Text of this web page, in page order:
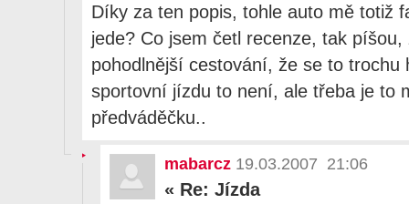
Díky za ten popis, tohle auto mě totiž
jede? Co jsem četl recenze, tak
pohodlnější cestování, že se to trochu
sportovní jízdu to není, ale třeba je to
předváděčku..
mabarcz 19.03.2007 21:06
« Re: Jízda